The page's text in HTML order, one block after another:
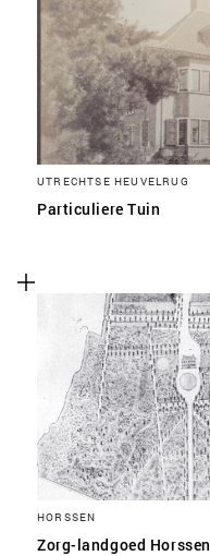
UTRECHTSE HEUVELRUG
Particuliere Tuin
HORSSEN
Zorg-landgoed Horssen